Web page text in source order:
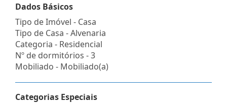
Dados Básicos
Tipo de Imóvel - Casa
Tipo de Casa - Alvenaria
Categoria - Residencial
Nº de dormitórios - 3
Mobiliado - Mobiliado(a)
Categorias Especiais